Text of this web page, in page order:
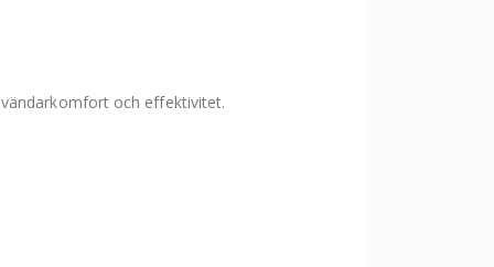
och effektivitet.